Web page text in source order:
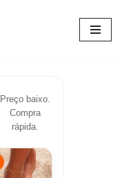
Preço baixo.
Compra
rápida.